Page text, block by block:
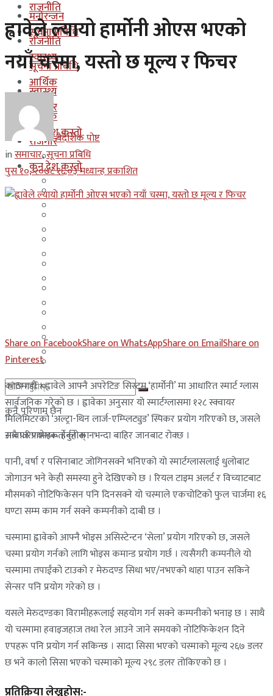
राजनीति
सूचना प्रबिधि
स्वास्थ्य
आर्थिक
रोजगार
कुन देश कस्तो
इजरायल
साउदी अरब
कुनै परिणाम छैन
सबै परिणामहरू हेर्नुहोस्
मनोरन्जन
राजनीति
सूचना प्रबिधि
स्वास्थ्य
आर्थिक
रोजगार
कुन देश कस्तो
इजरायल
युएई
साउदी अरब
ह्वावेले ल्यायो हार्मोनी ओएस भएको
नयाँ चस्मा, यस्तो छ मूल्य र फिचर
बैदेशिक पोष्ट
inसमाचार,सूचना प्रबिधि
पुस १०, २०७८ १६;०३ मध्यान्ह प्रकाशित
Share on FacebookShare on WhatsAppShare on EmailShare on
Pinterest
काठमाडौं । ह्वावेले आफ्नै अपरेटिङ सिस्टम ‘हार्मोनी’ मा आधारित स्मार्ट ग्लास
सार्वजनिक गरेको छ । ह्वावेका अनुसार यो स्मार्टग्लासमा १२८ स्क्वायर
मिलिमिटरको ‘अल्ट्रा-थिन लार्ज-एम्प्लिट्युड’ स्पिकर प्रयोग गरिएको छ, जसले
आवाज प्रयोगकर्ताको कानभन्दा बाहिर जानबाट रोक्छ ।
पानी, वर्षा र पसिनाबाट जोगिनसक्ने भनिएको यो स्मार्टग्लासलाई धुलोबाट
जोगाउन भने केही समस्या हुने देखिएको छ । रियल टाइम अलर्ट र विच्याटबाट
मौसमको नोटिफिकेसन पनि दिनसक्ने यो चस्माले एकचोटिको फुल चार्जमा १६
घण्टा सम्म काम गर्न सक्ने कम्पनीको दाबी छ ।
चस्मामा ह्वावेको आफ्नै भोइस असिस्टेन्टन ‘सेला’ प्रयोग गरिएको छ, जसले
चस्मा प्रयोग गर्नको लागि भोइस कमान्ड प्रयोग गर्छ । त्यसैगरी कम्पनीले यो
चस्मामा तपाईंको टाउको र मेरुदण्ड सिधा भए/नभएको थाहा पाउन सकिने
सेन्सर पनि प्रयोग गरेको छ ।
यसले मेरुदण्डका विरामीहरूलाई सहयोग गर्न सक्ने कम्पनीको भनाइ छ । साथै
यो चस्मामा हवाइजहाज तथा रेल आउने जाने समयको नोटिफिकेशन दिने
एपहरू पनि प्रयोग गर्न सकिन्छ । सादा सिसा भएको चस्माको मूल्य २६७ डलर
छ भने कालो सिसा भएको चस्माको मूल्य २९८ डलर तोकिएको छ ।
प्रतिक्रिया लेख्नुहोस्:-